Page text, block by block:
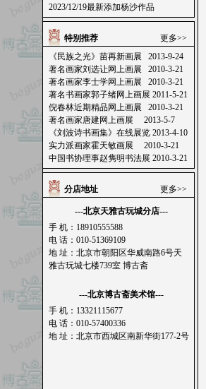
2023/12/19最新添加杨沙作品
特别推荐
更多>>
《民族之光》苗再新画展 2013-9-24
著名画家刘选让网上画展 2010-3-21
著名画家李士学网上画展 2010-3-21
著名书画家郭子绪网上画展 2011-5-21
倪春林近期精品网上画展 2010-3-21
著名画家唐建网上画展 2013-5-7
《刘波诗书画集》在线展览 2013-4-10
实力派画家霍天敏画展 2010-3-21
中国书协理事赵隽明书法展 2010-3-21
分店地址 更多>>
---北京天雅古玩城分店---
手 机：18910555588
电 话：010-51369109
地 址：北京市朝阳区华威南路6号天
雅古玩城七楼739室 博古斋
---北京博古斋美术馆---
手 机：13321115677
电 话：010-57400336
地 址：北京市西城区南新华街177-2号